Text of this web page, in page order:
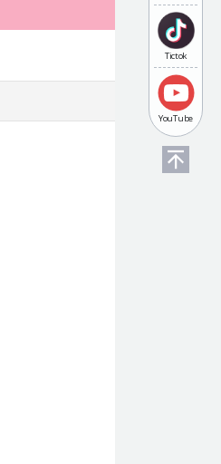
Tictok
YouTube